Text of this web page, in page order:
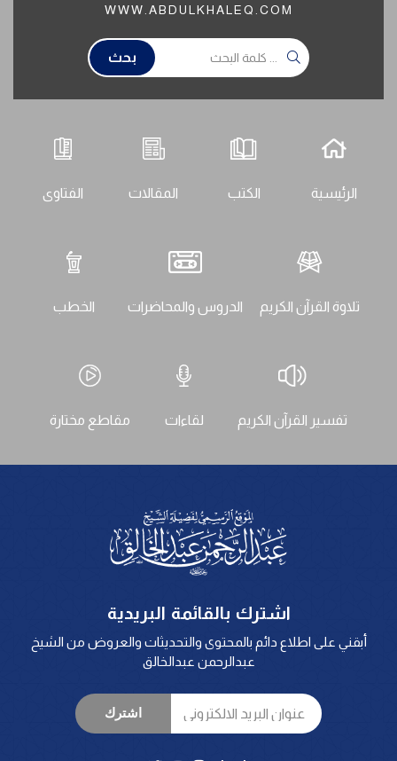
WWW.ABDULKHALEQ.COM
بحث
الرئيسية الكتب المقالات الفتاوى
تلاوة القرآن الكريم الدروس والمحاضرات الخطب
تفسير القرآن الكريم لقاءات مقاطع مختارة
اشترك بالقائمة البريدية
أبقني على اطلاع دائم بالمحتوى والتحديثات والعروض من الشيخ
عبدالرحمن عبدالخالق
اشترك